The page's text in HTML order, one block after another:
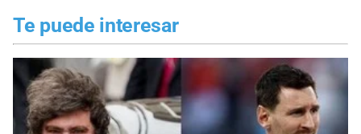
Te puede interesar